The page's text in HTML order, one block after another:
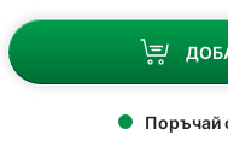
Поръчай